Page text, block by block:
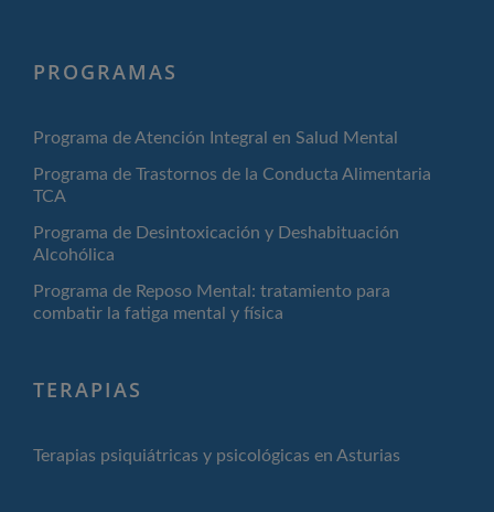
PROGRAMAS
Programa de Atención Integral en Salud Mental
Programa de Trastornos de la Conducta Alimentaria
TCA
Programa de Desintoxicación y Deshabituación
Alcohólica
Programa de Reposo Mental: tratamiento para
combatir la fatiga mental y física
TERAPIAS
Terapias psiquiátricas y psicológicas en Asturias